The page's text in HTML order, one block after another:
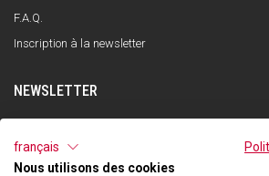
F.A.Q.
Inscription à la newsletter
NEWSLETTER
J'ai lu et compris la politique de confidentialité
français
Nous utilisons des cookies